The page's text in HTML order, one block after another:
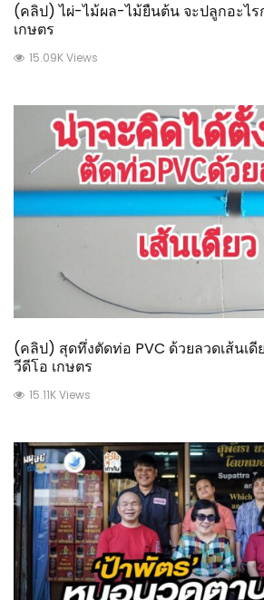
(คลิป) ไผ่-ไม้ผล-ไม้ยืนต้น จะปลูกอะไร
เกษตร
15.09K Views
(คลิป) สุดทึ่งตัดท่อ PVC ด้วยลวดเส้นเดี
วีดีโอ เกษตร
15.11K Views